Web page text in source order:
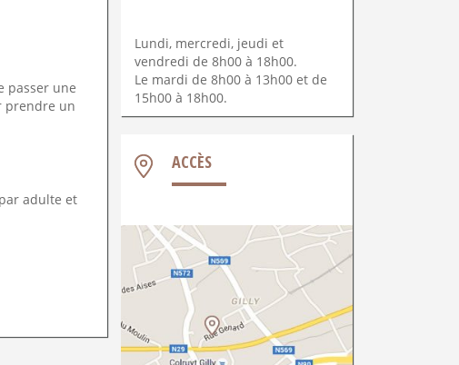
passer une
prendre un
adulte et
Lundi, mercredi, jeudi et
vendredi de 8h00 à 18h00.
Le mardi de 8h00 à 13h00 et de
15h00 à 18h00.
ACCÈS